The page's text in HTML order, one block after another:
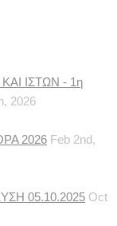
ΙΣΤΩΝ - 1η
2026
2026 Feb 2nd,
05.10.2025 Oct